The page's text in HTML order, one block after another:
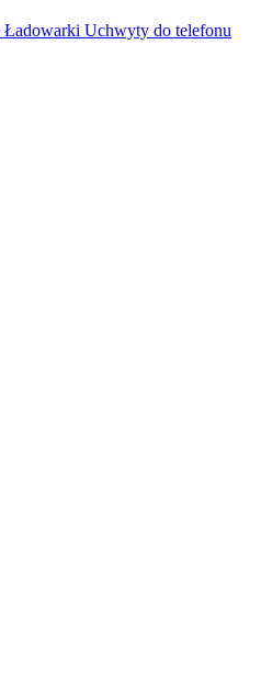
Ładowarki Uchwyty do telefonu